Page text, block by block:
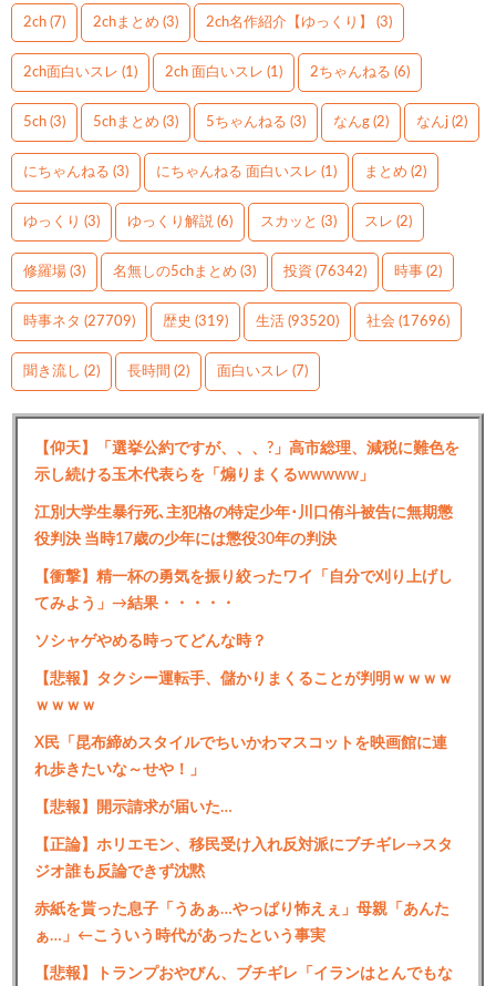
2ch (7) 2chまとめ (3) 2ch名作紹介【ゆっくり】 (3)
2ch面白いスレ (1) 2ch 面白いスレ (1) 2ちゃんねる (6)
5ch (3) 5chまとめ (3) 5ちゃんねる (3) なんg (2) なんj (2)
にちゃんねる (3) にちゃんねる 面白いスレ (1) まとめ (2)
ゆっくり (3) ゆっくり解説 (6) スカッと (3) スレ (2)
修羅場 (3) 名無しの5chまとめ (3) 投資 (76342) 時事 (2)
時事ネタ (27709) 歴史 (319) 生活 (93520) 社会 (17696)
聞き流し (2) 長時間 (2) 面白いスレ (7)
【仰天】「選挙公約ですが、、、?」高市総理、減税に難色を
示し続ける玉木代表らを「煽りまくるwwwww」
江別大学生暴行死､主犯格の特定少年･川口侑斗被告に無期懲
役判決 当時17歳の少年には懲役30年の判決
【衝撃】精一杯の勇気を振り絞ったワイ「自分で刈り上げし
てみよう」→結果・・・・・
ソシャゲやめる時ってどんな時？
【悲報】タクシー運転手、儲かりまくることが判明ｗｗｗｗ
ｗｗｗｗ
X民「昆布締めスタイルでちいかわマスコットを映画館に連
れ歩きたいな～せや！」
【悲報】開示請求が届いた…
【正論】ホリエモン、移民受け入れ反対派にブチギレ→スタ
ジオ誰も反論できず沈黙
赤紙を貰った息子「うあぁ…やっぱり怖えぇ」母親「あんた
ぁ…」←こういう時代があったという事実
【悲報】トランプおやびん、ブチギレ「イランはとんでもな